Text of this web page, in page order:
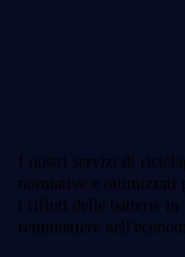
I nostri servizi di
normative e ottimizzati
i rifiuti delle batterie in
reimmettere